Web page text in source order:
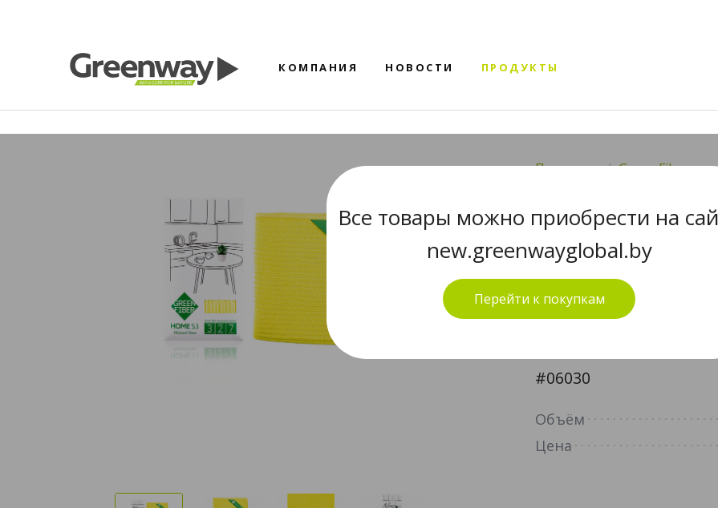
КОМПАНИЯ НОВОСТИ ПРОДУКТЫ
Все товары можно приобрести на
new.greenwayglobal.by
Перейти к покупкам
Продукты Green Fiber
GREEN
ФАЙБЕР
ЖЕЛТЫЙ
HOME S3, Файбер
#06030
Объём
Цена